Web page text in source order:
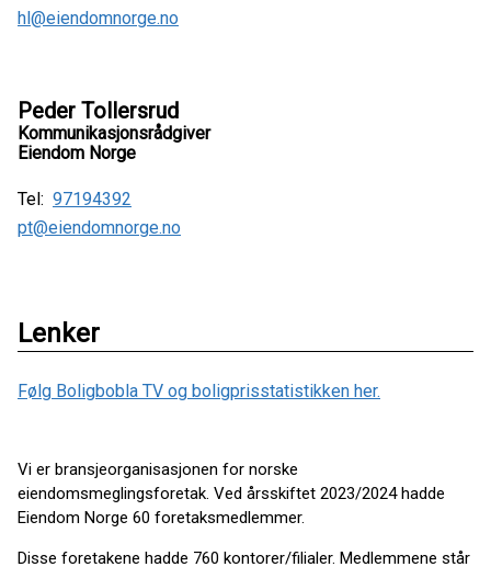
hl@eiendomnorge.no
Peder Tollersrud
Kommunikasjonsrådgiver
Eiendom Norge
Tel: 97194392
pt@eiendomnorge.no
Lenker
Følg Boligbobla TV og boligprisstatistikken her.
Vi er bransjeorganisasjonen for norske
eiendomsmeglingsforetak. Ved årsskiftet 2023/2024 hadde
Eiendom Norge 60 foretaksmedlemmer.
Disse foretakene hadde 760 kontorer/filialer. Medlemmene står